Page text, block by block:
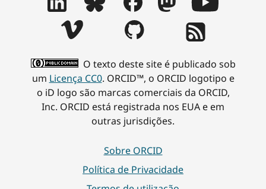
O texto deste site é publicado sob
um Licença CC0. ORCID™, o ORCID logotipo e
o iD logo são marcas comerciais da ORCID,
Inc. ORCID está registrada nos EUA e em
outras jurisdições.
Sobre ORCID
Política de Privacidade